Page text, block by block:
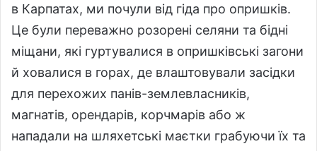
в Карпатах, ми почули від гіда про опришків.
Це були переважно розорені селяни та бідні
міщани, які гуртувалися в опришківські загони
й ховалися в горах, де влаштовували засідки
для перехожих панів-землевласників,
магнатів, орендарів, корчмарів або ж
нападали на шляхетські маєтки грабуючи їх та